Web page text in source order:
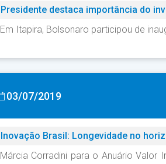
Presidente destaca importância do
Em Itapira, Bolsonaro participou de
03/07/2019
Inovação Brasil: Longevidade no
Márcia Corradini para o Anuário